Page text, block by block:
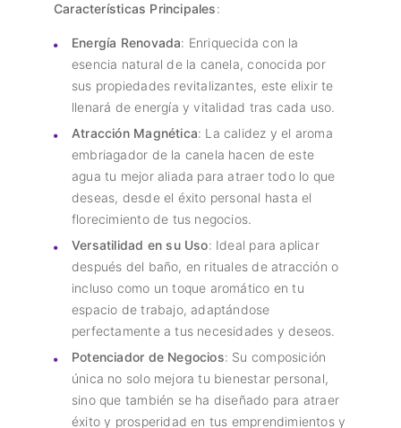
Características Principales:
Energía Renovada: Enriquecida con la
esencia natural de la canela, conocida por
sus propiedades revitalizantes, este elixir te
llenará de energía y vitalidad tras cada uso.
Atracción Magnética: La calidez y el aroma
embriagador de la canela hacen de este
agua tu mejor aliada para atraer todo lo que
deseas, desde el éxito personal hasta el
florecimiento de tus negocios.
Versatilidad en su Uso: Ideal para aplicar
después del baño, en rituales de atracción o
incluso como un toque aromático en tu
espacio de trabajo, adaptándose
perfectamente a tus necesidades y deseos.
Potenciador de Negocios: Su composición
única no solo mejora tu bienestar personal,
sino que también se ha diseñado para atraer
éxito y prosperidad en tus emprendimientos y